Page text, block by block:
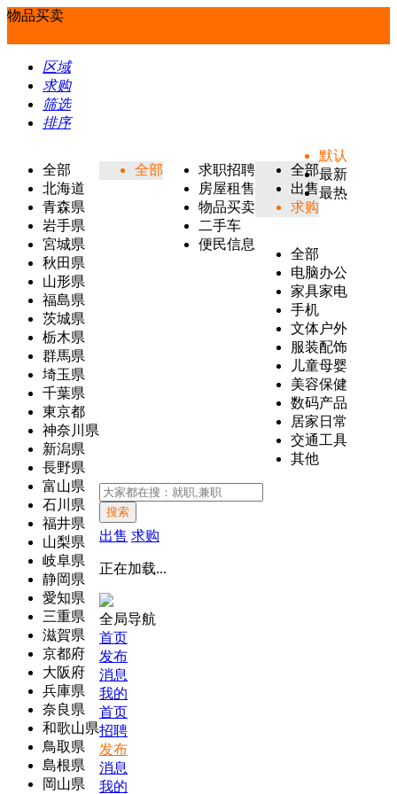
物品买卖
区域
求购
筛选
排序
全部
北海道
青森県
岩手県
宮城県
秋田県
山形県
福島県
茨城県
栃木県
群馬県
埼玉県
千葉県
東京都
神奈川県
新潟県
長野県
富山県
石川県
福井県
山梨県
岐阜県
静岡県
愛知県
三重県
滋賀県
京都府
大阪府
兵庫県
奈良県
和歌山県
鳥取県
島根県
岡山県
全部
求职招聘
房屋租售
物品买卖
二手车
便民信息
全部
出售
求购
全部
电脑办公
家具家电
手机
文体户外
服装配饰
儿童母婴
美容保健
数码产品
居家日常
交通工具
其他
默认
最新
最热
搜索
出售 求购
正在加载...
全局导航
首页
发布
消息
我的
首页
招聘
发布
消息
我的